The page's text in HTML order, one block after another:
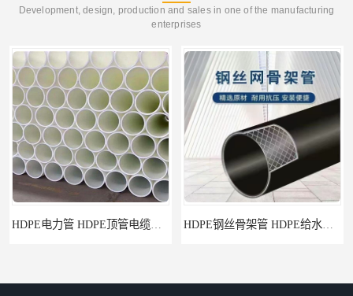
Development, design, production and sales in one of the manufacturing
enterprises
HDPE给水管